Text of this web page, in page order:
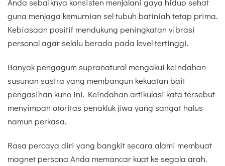
guna menjaga kemurnian sel tubuh batiniah tetap prima.
Kebiasaan positif mendukung peningkatan vibrasi
personal agar selalu berada pada level tertinggi.
Banyak pengagum supranatural mengakui keindahan
susunan sastra yang membangun kekuatan bait
pengasihan kuno ini. Keindahan artikulasi kata tersebut
menyimpan otoritas penakluk jiwa yang sangat halus
namun perkasa.
Rasa percaya diri yang bangkit secara alami membuat
magnet persona Anda memancar kuat ke segala arah.